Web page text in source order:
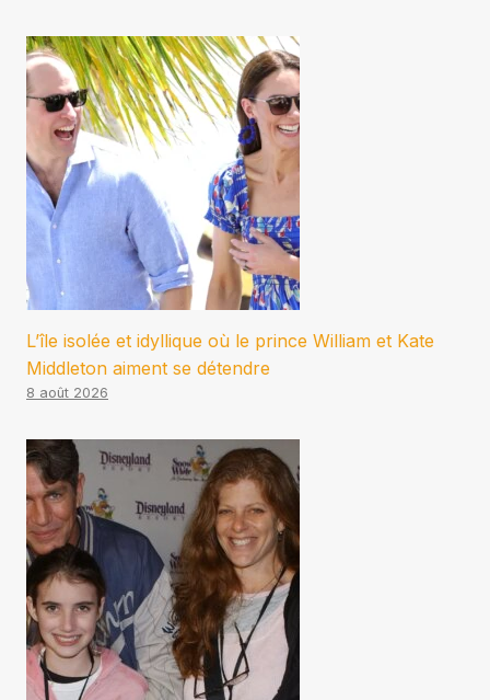
L’île isolée et idyllique où le prince William et Kate
Middleton aiment se détendre
8 août 2026